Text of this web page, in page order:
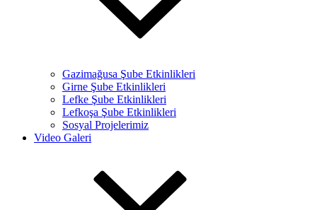
Gazimağusa Şube Etkinlikleri
Girne Şube Etkinlikleri
Lefke Şube Etkinlikleri
Lefkoşa Şube Etkinlikleri
Sosyal Projelerimiz
Video Galeri